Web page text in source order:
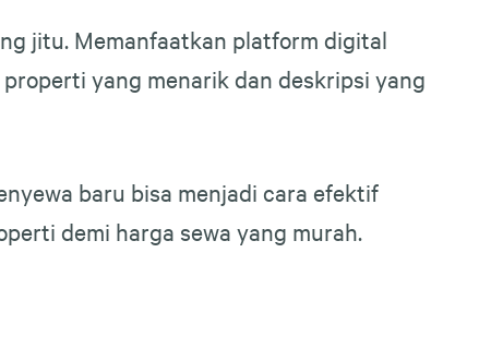
jitu. Memanfaatkan platform digital
yang menarik dan deskripsi yang
baru bisa menjadi cara efektif
demi harga sewa yang murah.